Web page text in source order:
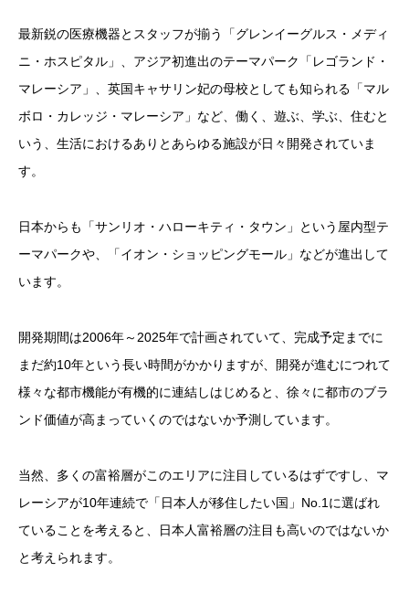
最新鋭の医療機器とスタッフが揃う「グレンイーグルス・メディ
ニ・ホスピタル」、アジア初進出のテーマパーク「レゴランド・
マレーシア」、英国キャサリン妃の母校としても知られる「マル
ボロ・カレッジ・マレーシア」など、働く、遊ぶ、学ぶ、住むと
いう、生活におけるありとあらゆる施設が日々開発されていま
す。
日本からも「サンリオ・ハローキティ・タウン」という屋内型テ
ーマパークや、「イオン・ショッピングモール」などが進出して
います。
開発期間は2006年～2025年で計画されていて、完成予定までに
まだ約10年という長い時間がかかりますが、開発が進むにつれて
様々な都市機能が有機的に連結しはじめると、徐々に都市のブラ
ンド価値が高まっていくのではないか予測しています。
当然、多くの富裕層がこのエリアに注目しているはずですし、マ
レーシアが10年連続で「日本人が移住したい国」No.1に選ばれ
ていることを考えると、日本人富裕層の注目も高いのではないか
と考えられます。